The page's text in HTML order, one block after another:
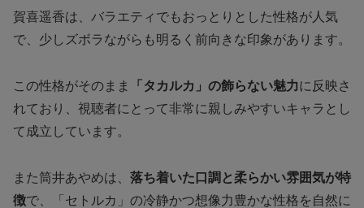
賀喜遥香は、バラエティでもおっとりとした性格が人気
で、少しズボラながらも明るく前向きな印象があります。
この性格がそのまま 「タカルカ」の飾らない魅力に反映さ
れており、視聴者にとって非常に親しみやすいキャラとし
て成立しています。
また筒井あやめは、 落ち着いた口調と柔らかい雰囲気が特
徴で、「セトルカ」の冷静かつ想像力豊かな性格を自然に